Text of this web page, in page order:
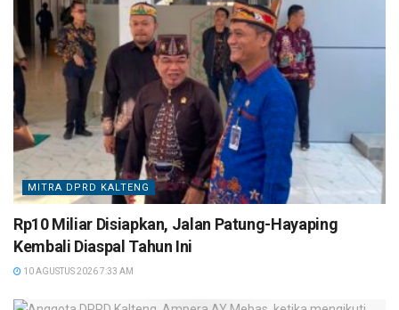
MITRA DPRD KALTENG
Rp10 Miliar Disiapkan, Jalan Patung-Hayaping
Kembali Diaspal Tahun Ini
10 AGUSTUS 2026 7:33 AM